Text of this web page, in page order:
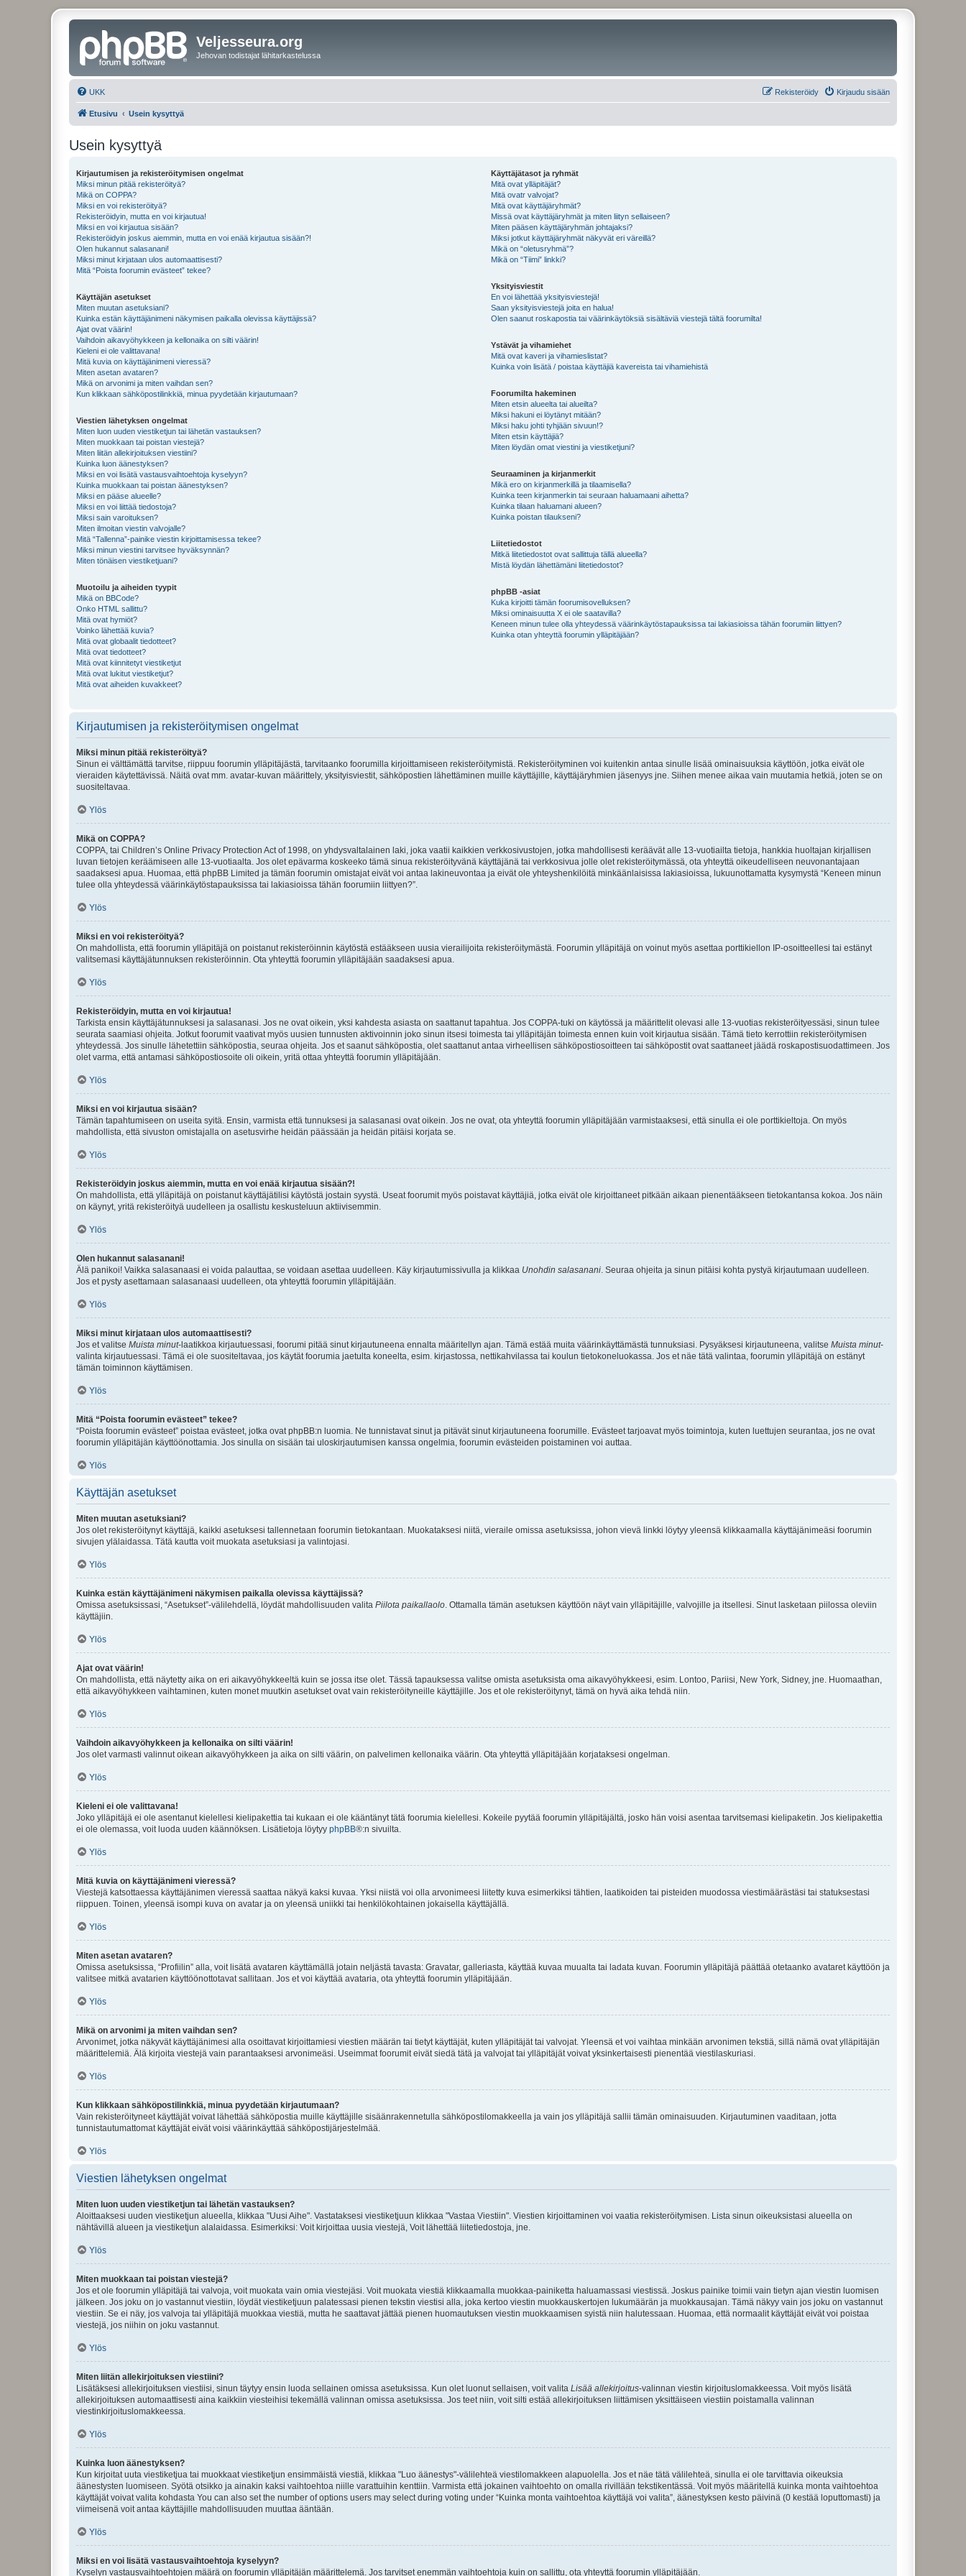
Veljesseura.org
Jehovan todistajat lähitarkastelussa
UKK Kirjaudu sisään
Rekisteröidy
Etusivu Usein kysyttyä
Usein kysyttyä
Kirjautumisen ja rekisteröitymisen ongelmat
Miksi minun pitää rekisteröityä?
Mikä on COPPA?
Miksi en voi rekisteröityä?
Rekisteröidyin, mutta en voi kirjautua!
Miksi en voi kirjautua sisään?
Rekisteröidyin joskus aiemmin, mutta en voi enää kirjautua sisään?!
Olen hukannut salasanani!
Miksi minut kirjataan ulos automaattisesti?
Mitä “Poista foorumin evästeet” tekee?
Käyttäjän asetukset
Miten muutan asetuksiani?
Kuinka estän käyttäjänimeni näkymisen paikalla olevissa käyttäjissä?
Ajat ovat väärin!
Vaihdoin aikavyöhykkeen ja kellonaika on silti väärin!
Kieleni ei ole valittavana!
Mitä kuvia on käyttäjänimeni vieressä?
Miten asetan avataren?
Mikä on arvonimi ja miten vaihdan sen?
Kun klikkaan sähköpostilinkkiä, minua pyydetään kirjautumaan?
Viestien lähetyksen ongelmat
Miten luon uuden viestiketjun tai lähetän vastauksen?
Miten muokkaan tai poistan viestejä?
Miten liitän allekirjoituksen viestiini?
Kuinka luon äänestyksen?
Miksi en voi lisätä vastausvaihtoehtoja kyselyyn?
Kuinka muokkaan tai poistan äänestyksen?
Miksi en pääse alueelle?
Miksi en voi liittää tiedostoja?
Miksi sain varoituksen?
Miten ilmoitan viestin valvojalle?
Mitä “Tallenna”-painike viestin kirjoittamisessa tekee?
Miksi minun viestini tarvitsee hyväksynnän?
Miten tönäisen viestiketjuani?
Muotoilu ja aiheiden tyypit
Mikä on BBCode?
Onko HTML sallittu?
Mitä ovat hymiöt?
Voinko lähettää kuvia?
Mitä ovat globaalit tiedotteet?
Mitä ovat tiedotteet?
Mitä ovat kiinnitetyt viestiketjut
Mitä ovat lukitut viestiketjut?
Mitä ovat aiheiden kuvakkeet?
Käyttäjätasot ja ryhmät
Mitä ovat ylläpitäjät?
Mitä ovatr valvojat?
Mitä ovat käyttäjäryhmät?
Missä ovat käyttäjäryhmät ja miten liityn sellaiseen?
Miten pääsen käyttäjäryhmän johtajaksi?
Miksi jotkut käyttäjäryhmät näkyvät eri väreillä?
Mikä on “oletusryhmä”?
Mikä on “Tiimi” linkki?
Yksityisviestit
En voi lähettää yksityisviestejä!
Saan yksityisviestejä joita en halua!
Olen saanut roskapostia tai väärinkäytöksiä sisältäviä viestejä tältä foorumilta!
Ystävät ja vihamiehet
Mitä ovat kaveri ja vihamieslistat?
Kuinka voin lisätä / poistaa käyttäjiä kavereista tai vihamiehistä
Foorumilta hakeminen
Miten etsin alueelta tai alueilta?
Miksi hakuni ei löytänyt mitään?
Miksi haku johti tyhjään sivuun!?
Miten etsin käyttäjiä?
Miten löydän omat viestini ja viestiketjuni?
Seuraaminen ja kirjanmerkit
Mikä ero on kirjanmerkillä ja tilaamisella?
Kuinka teen kirjanmerkin tai seuraan haluamaani aihetta?
Kuinka tilaan haluamani alueen?
Kuinka poistan tilaukseni?
Liitetiedostot
Mitkä liitetiedostot ovat sallittuja tällä alueella?
Mistä löydän lähettämäni liitetiedostot?
phpBB -asiat
Kuka kirjoitti tämän foorumisovelluksen?
Miksi ominaisuutta X ei ole saatavilla?
Keneen minun tulee olla yhteydessä väärinkäytöstapauksissa tai lakiasioissa tähän foorumiin liittyen?
Kuinka otan yhteyttä foorumin ylläpitäjään?
Kirjautumisen ja rekisteröitymisen ongelmat
Miksi minun pitää rekisteröityä?
Sinun ei välttämättä tarvitse, riippuu foorumin ylläpitäjästä, tarvitaanko foorumilla kirjoittamiseen rekisteröitymistä. Rekisteröityminen voi kuitenkin antaa sinulle lisää ominaisuuksia käyttöön, jotka eivät ole
vieraiden käytettävissä. Näitä ovat mm. avatar-kuvan määrittely, yksityisviestit, sähköpostien lähettäminen muille käyttäjille, käyttäjäryhmien jäsenyys jne. Siihen menee aikaa vain muutamia hetkiä, joten se on
suositeltavaa.
Ylös
Mikä on COPPA?
COPPA, tai Children’s Online Privacy Protection Act of 1998, on yhdysvaltalainen laki, joka vaatii kaikkien verkkosivustojen, jotka mahdollisesti keräävät alle 13-vuotiailta tietoja, hankkia huoltajan kirjallisen
luvan tietojen keräämiseen alle 13-vuotiaalta. Jos olet epävarma koskeeko tämä sinua rekisteröityvänä käyttäjänä tai verkkosivua jolle olet rekisteröitymässä, ota yhteyttä oikeudelliseen neuvonantajaan
saadaksesi apua. Huomaa, että phpBB Limited ja tämän foorumin omistajat eivät voi antaa lakineuvontaa ja eivät ole yhteyshenkilöitä minkäänlaisissa lakiasioissa, lukuunottamatta kysymystä “Keneen minun
tulee olla yhteydessä väärinkäytöstapauksissa tai lakiasioissa tähän foorumiin liittyen?”.
Ylös
Miksi en voi rekisteröityä?
On mahdollista, että foorumin ylläpitäjä on poistanut rekisteröinnin käytöstä estääkseen uusia vierailijoita rekisteröitymästä. Foorumin ylläpitäjä on voinut myös asettaa porttikiellon IP-osoitteellesi tai estänyt
valitsemasi käyttäjätunnuksen rekisteröinnin. Ota yhteyttä foorumin ylläpitäjään saadaksesi apua.
Ylös
Rekisteröidyin, mutta en voi kirjautua!
Tarkista ensin käyttäjätunnuksesi ja salasanasi. Jos ne ovat oikein, yksi kahdesta asiasta on saattanut tapahtua. Jos COPPA-tuki on käytössä ja määrittelit olevasi alle 13-vuotias rekisteröityessäsi, sinun tulee
seurata saamiasi ohjeita. Jotkut foorumit vaativat myös uusien tunnusten aktivoinnin joko sinun itsesi toimesta tai ylläpitäjän toimesta ennen kuin voit kirjautua sisään. Tämä tieto kerrottiin rekisteröitymisen
yhteydessä. Jos sinulle lähetettiin sähköpostia, seuraa ohjeita. Jos et saanut sähköpostia, olet saattanut antaa virheellisen sähköpostiosoitteen tai sähköpostit ovat saattaneet jäädä roskapostisuodattimeen. Jos
olet varma, että antamasi sähköpostiosoite oli oikein, yritä ottaa yhteyttä foorumin ylläpitäjään.
Ylös
Miksi en voi kirjautua sisään?
Tämän tapahtumiseen on useita syitä. Ensin, varmista että tunnuksesi ja salasanasi ovat oikein. Jos ne ovat, ota yhteyttä foorumin ylläpitäjään varmistaaksesi, että sinulla ei ole porttikieltoja. On myös
mahdollista, että sivuston omistajalla on asetusvirhe heidän päässään ja heidän pitäisi korjata se.
Ylös
Rekisteröidyin joskus aiemmin, mutta en voi enää kirjautua sisään?!
On mahdollista, että ylläpitäjä on poistanut käyttäjätilisi käytöstä jostain syystä. Useat foorumit myös poistavat käyttäjiä, jotka eivät ole kirjoittaneet pitkään aikaan pienentääkseen tietokantansa kokoa. Jos näin
on käynyt, yritä rekisteröityä uudelleen ja osallistu keskusteluun aktiivisemmin.
Ylös
Olen hukannut salasanani!
Älä panikoi! Vaikka salasanaasi ei voida palauttaa, se voidaan asettaa uudelleen. Käy kirjautumissivulla ja klikkaa Unohdin salasanani . Seuraa ohjeita ja sinun pitäisi kohta pystyä kirjautumaan uudelleen.
Jos et pysty asettamaan salasanaasi uudelleen, ota yhteyttä foorumin ylläpitäjään.
Ylös
Miksi minut kirjataan ulos automaattisesti?
Jos et valitse Muista minut-laatikkoa kirjautuessasi, foorumi pitää sinut kirjautuneena ennalta määritellyn ajan. Tämä estää muita väärinkäyttämästä tunnuksiasi. Pysyäksesi kirjautuneena, valitse Muista minut-
valinta kirjautuessasi. Tämä ei ole suositeltavaa, jos käytät foorumia jaetulta koneelta, esim. kirjastossa, nettikahvilassa tai koulun tietokoneluokassa. Jos et näe tätä valintaa, foorumin ylläpitäjä on estänyt
tämän toiminnon käyttämisen.
Ylös
Mitä “Poista foorumin evästeet” tekee?
“Poista foorumin evästeet” poistaa evästeet, jotka ovat phpBB:n luomia. Ne tunnistavat sinut ja pitävät sinut kirjautuneena foorumille. Evästeet tarjoavat myös toimintoja, kuten luettujen seurantaa, jos ne ovat
foorumin ylläpitäjän käyttöönottamia. Jos sinulla on sisään tai uloskirjautumisen kanssa ongelmia, foorumin evästeiden poistaminen voi auttaa.
Ylös
Käyttäjän asetukset
Miten muutan asetuksiani?
Jos olet rekisteröitynyt käyttäjä, kaikki asetuksesi tallennetaan foorumin tietokantaan. Muokataksesi niitä, vieraile omissa asetuksissa, johon vievä linkki löytyy yleensä klikkaamalla käyttäjänimeäsi foorumin
sivujen ylälaidassa. Tätä kautta voit muokata asetuksiasi ja valintojasi.
Ylös
Kuinka estän käyttäjänimeni näkymisen paikalla olevissa käyttäjissä?
Omissa asetuksissasi, “Asetukset”-välilehdellä, löydät mahdollisuuden valita Piilota paikallaolo . Ottamalla tämän asetuksen käyttöön näyt vain ylläpitäjille, valvojille ja itsellesi. Sinut lasketaan piilossa oleviin
käyttäjiin.
Ylös
Ajat ovat väärin!
On mahdollista, että näytetty aika on eri aikavyöhykkeeltä kuin se jossa itse olet. Tässä tapauksessa valitse omista asetuksista oma aikavyöhykkeesi, esim. Lontoo, Pariisi, New York, Sidney, jne. Huomaathan,
että aikavyöhykkeen vaihtaminen, kuten monet muutkin asetukset ovat vain rekisteröityneille käyttäjille. Jos et ole rekisteröitynyt, tämä on hyvä aika tehdä niin.
Ylös
Vaihdoin aikavyöhykkeen ja kellonaika on silti väärin!
Jos olet varmasti valinnut oikean aikavyöhykkeen ja aika on silti väärin, on palvelimen kellonaika väärin. Ota yhteyttä ylläpitäjään korjataksesi ongelman.
Ylös
Kieleni ei ole valittavana!
Joko ylläpitäjä ei ole asentanut kielellesi kielipakettia tai kukaan ei ole kääntänyt tätä foorumia kielellesi. Kokeile pyytää foorumin ylläpitäjältä, josko hän voisi asentaa tarvitsemasi kielipaketin. Jos kielipakettia
ei ole olemassa, voit luoda uuden käännöksen. Lisätietoja löytyy phpBB®:n sivuilta.
Ylös
Mitä kuvia on käyttäjänimeni vieressä?
Viestejä katsottaessa käyttäjänimen vieressä saattaa näkyä kaksi kuvaa. Yksi niistä voi olla arvonimeesi liitetty kuva esimerkiksi tähtien, laatikoiden tai pisteiden muodossa viestimäärästäsi tai statuksestasi
riippuen. Toinen, yleensä isompi kuva on avatar ja on yleensä uniikki tai henkilökohtainen jokaisella käyttäjällä.
Ylös
Miten asetan avataren?
Omissa asetuksissa, “Profiilin” alla, voit lisätä avataren käyttämällä jotain neljästä tavasta: Gravatar, galleriasta, käyttää kuvaa muualta tai ladata kuvan. Foorumin ylläpitäjä päättää otetaanko avataret käyttöön ja
valitsee mitkä avatarien käyttöönottotavat sallitaan. Jos et voi käyttää avataria, ota yhteyttä foorumin ylläpitäjään.
Ylös
Mikä on arvonimi ja miten vaihdan sen?
Arvonimet, jotka näkyvät käyttäjänimesi alla osoittavat kirjoittamiesi viestien määrän tai tietyt käyttäjät, kuten ylläpitäjät tai valvojat. Yleensä et voi vaihtaa minkään arvonimen tekstiä, sillä nämä ovat ylläpitäjän
määrittelemiä. Älä kirjoita viestejä vain parantaaksesi arvonimeäsi. Useimmat foorumit eivät siedä tätä ja valvojat tai ylläpitäjät voivat yksinkertaisesti pienentää viestilaskuriasi.
Ylös
Kun klikkaan sähköpostilinkkiä, minua pyydetään kirjautumaan?
Vain rekisteröityneet käyttäjät voivat lähettää sähköpostia muille käyttäjille sisäänrakennetulla sähköpostilomakkeella ja vain jos ylläpitäjä sallii tämän ominaisuuden. Kirjautuminen vaaditaan, jotta
tunnistautumattomat käyttäjät eivät voisi väärinkäyttää sähköpostijärjestelmää.
Ylös
Viestien lähetyksen ongelmat
Miten luon uuden viestiketjun tai lähetän vastauksen?
Aloittaaksesi uuden viestiketjun alueella, klikkaa "Uusi Aihe". Vastataksesi viestiketjuun klikkaa "Vastaa Viestiin". Viestien kirjoittaminen voi vaatia rekisteröitymisen. Lista sinun oikeuksistasi alueella on
nähtävillä alueen ja viestiketjun alalaidassa. Esimerkiksi: Voit kirjoittaa uusia viestejä, Voit lähettää liitetiedostoja, jne.
Ylös
Miten muokkaan tai poistan viestejä?
Jos et ole foorumin ylläpitäjä tai valvoja, voit muokata vain omia viestejäsi. Voit muokata viestiä klikkaamalla muokkaa-painiketta haluamassasi viestissä. Joskus painike toimii vain tietyn ajan viestin luomisen
jälkeen. Jos joku on jo vastannut viestiin, löydät viestiketjuun palatessasi pienen tekstin viestisi alla, joka kertoo viestin muokkauskertojen lukumäärän ja muokkausajan. Tämä näkyy vain jos joku on vastannut
viestiin. Se ei näy, jos valvoja tai ylläpitäjä muokkaa viestiä, mutta he saattavat jättää pienen huomautuksen viestin muokkaamisen syistä niin halutessaan. Huomaa, että normaalit käyttäjät eivät voi poistaa
viestejä, jos niihin on joku vastannut.
Ylös
Miten liitän allekirjoituksen viestiini?
Lisätäksesi allekirjoituksen viestiisi, sinun täytyy ensin luoda sellainen omissa asetuksissa. Kun olet luonut sellaisen, voit valita Lisää allekirjoitus-valinnan viestin kirjoituslomakkeessa. Voit myös lisätä
allekirjoituksen automaattisesti aina kaikkiin viesteihisi tekemällä valinnan omissa asetuksissa. Jos teet niin, voit silti estää allekirjoituksen liittämisen yksittäiseen viestiin poistamalla valinnan
viestinkirjoituslomakkeessa.
Ylös
Kuinka luon äänestyksen?
Kun kirjoitat uuta viestiketjua tai muokkaat viestiketjun ensimmäistä viestiä, klikkaa "Luo äänestys"-välilehteä viestilomakkeen alapuolella. Jos et näe tätä välilehteä, sinulla ei ole tarvittavia oikeuksia
äänestysten luomiseen. Syötä otsikko ja ainakin kaksi vaihtoehtoa niille varattuihin kenttiin. Varmista että jokainen vaihtoehto on omalla rivillään tekstikentässä. Voit myös määritellä kuinka monta vaihtoehtoa
käyttäjät voivat valita kohdasta You can also set the number of options users may select during voting under “Kuinka monta vaihtoehtoa käyttäjä voi valita”, äänestyksen kesto päivinä (0 kestää loputtomasti) ja
viimeisenä voit antaa käyttäjille mahdollisuuden muuttaa ääntään.
Ylös
Miksi en voi lisätä vastausvaihtoehtoja kyselyyn?
Kyselyn vastausvaihtoehtojen määrä on foorumin ylläpitäjän määrittelemä. Jos tarvitset enemmän vaihtoehtoja kuin on sallittu, ota yhteyttä foorumin ylläpitäjään.